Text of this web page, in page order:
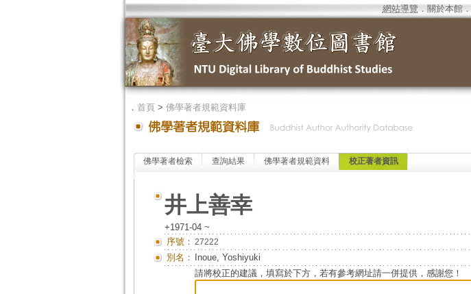
網站導覽 ． 關於本館．
． 首頁> 佛學著者規範資料庫
佛學著者檢索 查詢結果 佛學著者規範資料 校正著者資訊
井上善幸
+1971-04 ~
序號： 27222
別名： Inoue, Yoshiyuki
請將校正的建議，填寫於下方，若有參考網址請一併提供，感謝您！